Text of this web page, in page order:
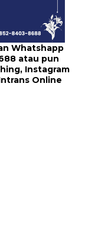
Whatshapp
atau pun
, Instagram
Online